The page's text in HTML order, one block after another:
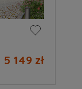
5 149 zł